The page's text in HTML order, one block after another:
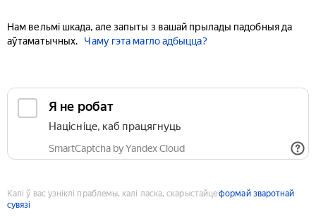
Нам вельмі шкада, але запыты з вашай прылады падобныя да
аўтаматычных.
Чаму гэта магло адбыцца?
Я не робат
Націсніце, каб працягнуць
SmartCaptcha by Yandex Cloud
Калі ў вас узніклі праблемы, калі ласка, скарыстайцеформай зваротнай
сувязі